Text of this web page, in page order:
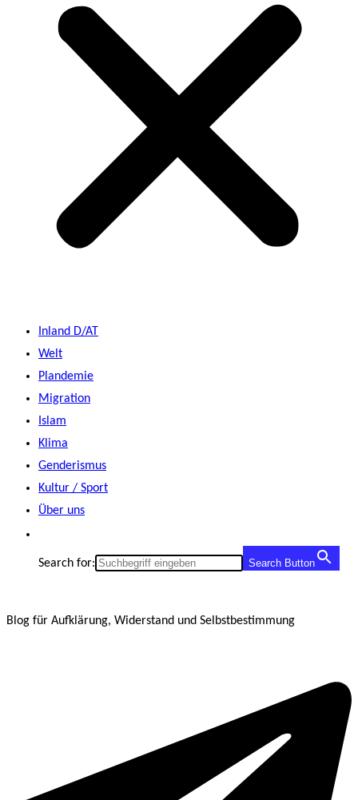
Inland D/AT
Welt
Plandemie
Migration
Islam
Klima
Genderismus
Kultur / Sport
Über uns
Search for: Search Button
Blog für Aufklärung, Widerstand und Selbstbestimmung